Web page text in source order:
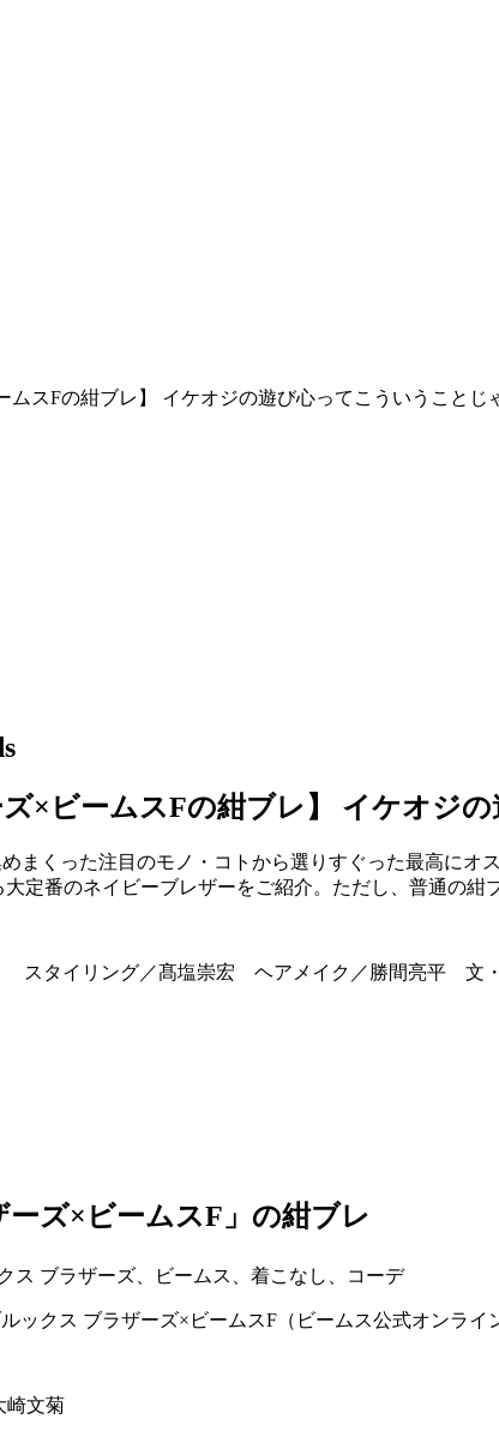
ムスFの紺ブレ】 イケオジの遊び心ってこういうことじ
ズ×ビームスFの紺ブレ】 イケオジ
まくった注目のモノ・コトから選りすぐった最高に
定番のネイビーブレザーをご紹介。ただし、普通の紺
スタイリング／髙塩崇宏 ヘアメイク／勝間亮平 文・
ズ×ビームスF」の紺ブレ
ックス ブラザーズ×ビームスF（ビームス公式オンライ
崎文菊